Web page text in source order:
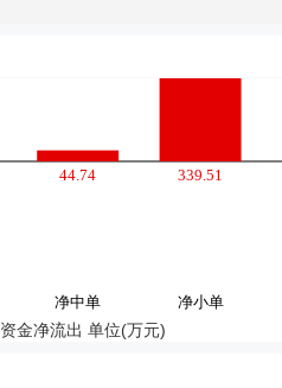
资金净流出 单位(万元)